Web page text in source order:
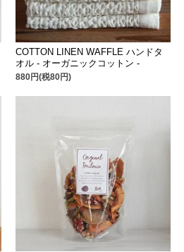
COTTON LINEN WAFFLE ハンドタ
オル - オーガニックコットン -
880円(税80円)